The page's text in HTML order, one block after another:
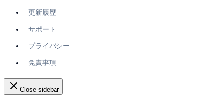
更新履歴
サポート
プライバシー
免責事項
Close sidebar